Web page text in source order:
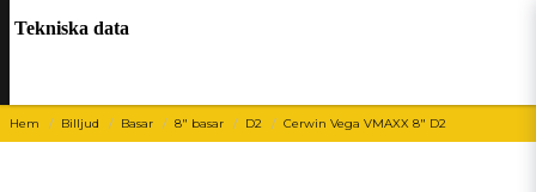
Hem Billjud Basar 8" basar D2 Cerwin Vega VMAXX 8" D2
Tekniska data